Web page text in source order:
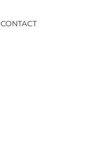
CONTACT